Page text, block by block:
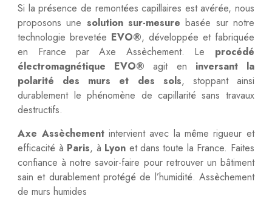
Si la présence de remontées capillaires est avérée, nous
proposons une solution sur-mesure basée sur notre
technologie brevetée EVO®, développée et fabriquée
en France par Axe Assèchement. Le procédé
électromagnétique EVO® agit en inversant la
polarité des murs et des sols, stoppant ainsi
durablement le phénomène de capillarité sans travaux
destructifs.
Axe Assèchementintervient avec la même rigueur et
efficacité à Paris, à Lyon et dans toute la France. Faites
confiance à notre savoir-faire pour retrouver un bâtiment
sain et durablement protégé de l’humidité. Assèchement
de murs humides